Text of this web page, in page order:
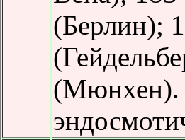
(Берлин);
(Мюнхен).